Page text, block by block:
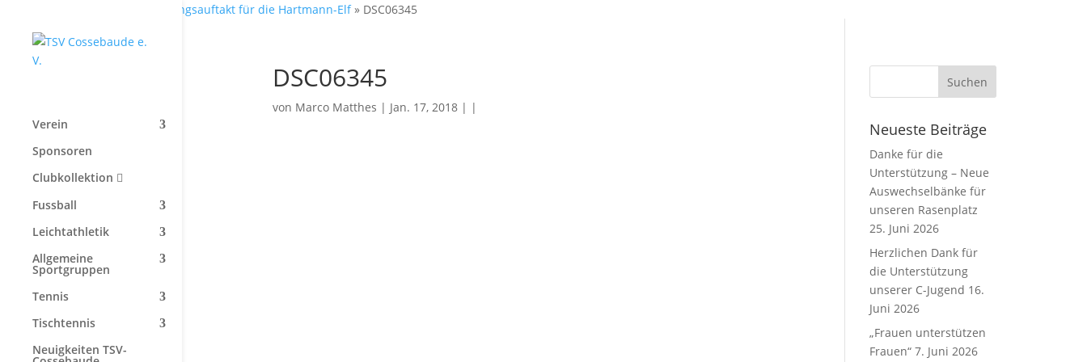
Trainingsauftakt für die Hartmann-Elf» DSC06345
Verein
Sponsoren
Clubkollektion
Fussball
Leichtathletik
Allgemeine
Sportgruppen
Tennis
Tischtennis
Neuigkeiten TSV-
DSC06345
von Marco Matthes | Jan. 17, 2018 | |
Neueste Beiträge
Danke für die
Unterstützung – Neue
Auswechselbänke für
unseren Rasenplatz
25. Juni 2026
Herzlichen Dank für
die Unterstützung
unserer C-Jugend 16.
Juni 2026
„Frauen unterstützen
Frauen“ 7. Juni 2026